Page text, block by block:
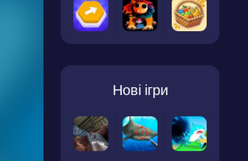
Нові ігри